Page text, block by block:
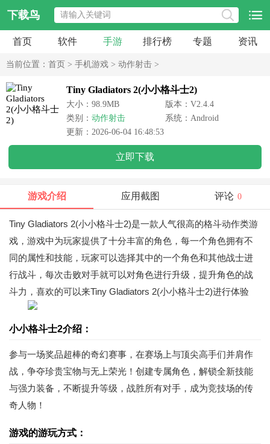
下载鸟
首页 软件 手游 排行榜 专题 资讯
当前位置： 首页 > 手机游戏 > 动作射击 >
Tiny Gladiators 2(小小格斗士2)
大小：98.9MB
版本：V2.4.4
类别： 动作射击
系统：Android
更新：2026-06-04 16:48:53
立即下载
游戏介绍 应用截图 评论 0
Tiny Gladiators 2(小小格斗士2)是一款人气很高的格斗动作类游
戏，游戏中为玩家提供了十分丰富的角色，每一个角色拥有不
同的属性和技能，玩家可以选择其中的一个角色和其他战士进
行战斗，每次击败对手就可以对角色进行升级，提升角色的战
斗力，喜欢的可以来Tiny Gladiators 2(小小格斗士2)进行体验
小小格斗士2介绍：
参与一场奖品超棒的奇幻赛事，在赛场上与顶尖高手们并肩作
战，争夺珍贵宝物与无上荣光！创建专属角色，解锁全新技能
与强力装备，不断提升等级，战胜所有对手，成为竞技场的传
奇人物！
游戏的游玩方式：